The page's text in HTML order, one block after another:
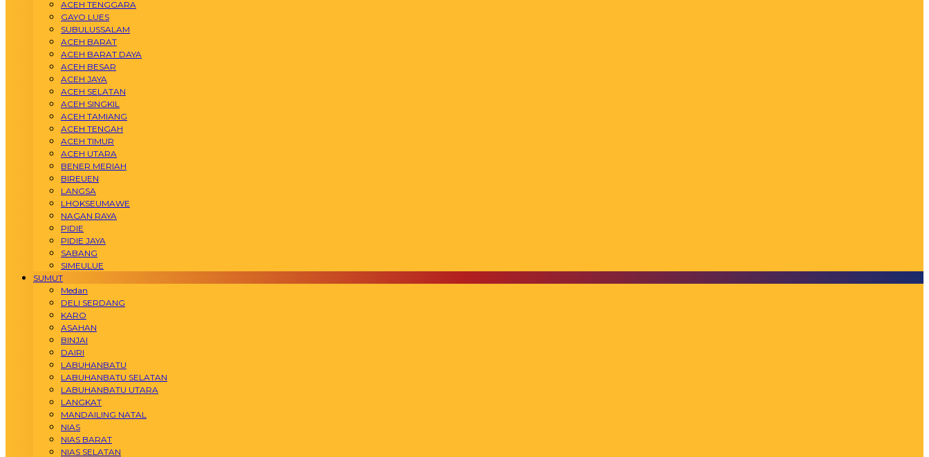
ACEH TENGGARA
GAYO LUES
SUBULUSSALAM
ACEH BARAT
ACEH BARAT DAYA
ACEH BESAR
ACEH JAYA
ACEH SELATAN
ACEH SINGKIL
ACEH TAMIANG
ACEH TENGAH
ACEH TIMUR
ACEH UTARA
BENER MERIAH
BIREUEN
LANGSA
LHOKSEUMAWE
NAGAN RAYA
PIDIE
PIDIE JAYA
SABANG
SIMEULUE
SUMUT
Medan
DELI SERDANG
KARO
ASAHAN
BINJAI
DAIRI
LABUHANBATU
LABUHANBATU SELATAN
LABUHANBATU UTARA
LANGKAT
MANDAILING NATAL
NIAS
NIAS BARAT
NIAS SELATAN